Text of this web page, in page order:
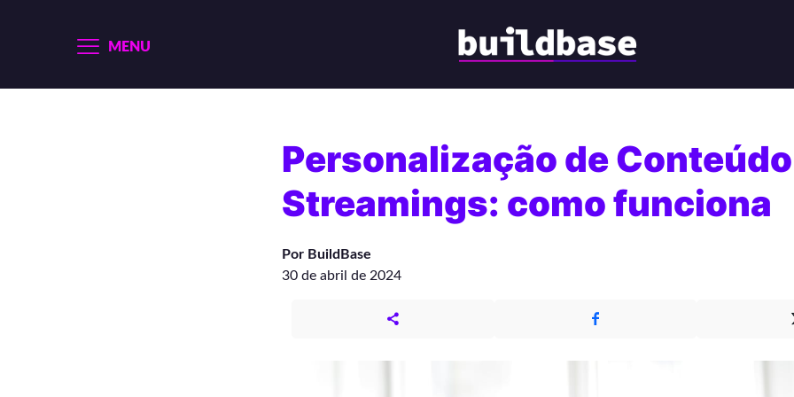
MENU
Personalização de
Streamings: como funciona
Por BuildBase
30 de abril de 2024